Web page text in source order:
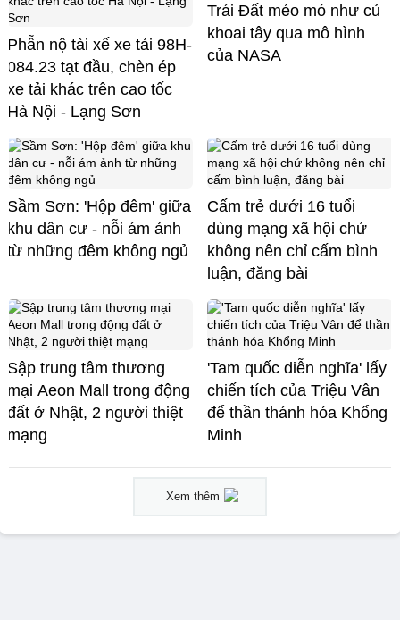
Phẫn nộ tài xế xe tải 98H-
084.23 tạt đầu, chèn ép
xe tải khác trên cao tốc
Hà Nội - Lạng Sơn
Trái Đất méo mó như củ
khoai tây qua mô hình
của NASA
Sầm Sơn: 'Hộp đêm' giữa
khu dân cư - nỗi ám ảnh
từ những đêm không ngủ
Cấm trẻ dưới 16 tuổi
dùng mạng xã hội chứ
không nên chỉ cấm bình
luận, đăng bài
Sập trung tâm thương
mại Aeon Mall trong động
đất ở Nhật, 2 người thiệt
mạng
'Tam quốc diễn nghĩa' lấy
chiến tích của Triệu Vân
để thần thánh hóa Khổng
Minh
Xem thêm